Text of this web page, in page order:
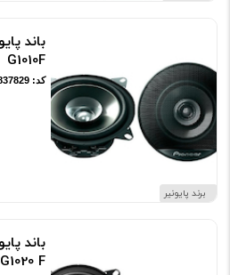
برند پایونیر
G1010F
کد: 11837829
G1020 F